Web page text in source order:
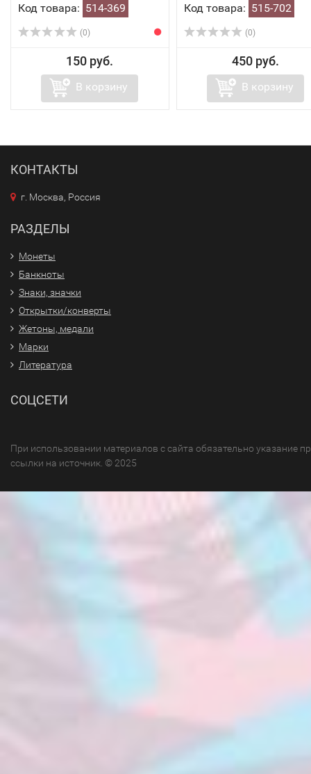
Код товара: 514-369
(0)
150 руб.
В корзину
Код товара: 515-702
(0)
450 руб.
В корзину
КОНТАКТЫ
г. Москва, Россия
РАЗДЕЛЫ
Монеты
Банкноты
Знаки, значки
Открытки/конверты
Жетоны, медали
Марки
Литература
СОЦСЕТИ
При использовании материалов с сайта обязательно указание
ссылки на источник. © 2025